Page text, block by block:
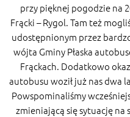
przy pięknej pogodzie na
Frącki – Rygol. Tam też
udostępnionym przez
wójta Gminy Płaska
Frąckach. Dodatkowo
autobusu woził już nas dwa
Powspominaliśmy
zmieniającą się sytuację na